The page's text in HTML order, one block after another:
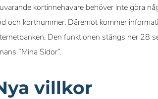
kortinnehavare behöver inte göra
och kortnummer. Däremot kommer
Den funktionen stängs ner 28
”Mina Sidor”.
villkor